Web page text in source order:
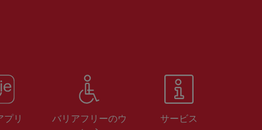
プリ
バリアフリーのウ
サービス